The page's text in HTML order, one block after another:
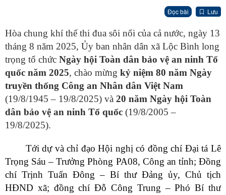
Đọc bài Lưu
Hòa chung khí thế thi đua sôi nổi của cả nước, ngày 13
tháng 8 năm 2025, Ủy ban nhân dân xã Lộc Bình long
trọng tổ chức Ngày hội Toàn dân bảo vệ an ninh Tổ
quốc năm 2025, chào mừng kỷ niệm 80 năm Ngày
truyền thống Công an Nhân dân Việt Nam
(19/8/1945 – 19/8/2025) và 20 năm Ngày hội Toàn
dân bảo vệ an ninh Tổ quốc (19/8/2005 –
19/8/2025).
Tới dự và chỉ đạo Hội nghị có đồng chí Đại tá Lê
Trọng Sáu – Trưởng Phòng PA08, Công an tỉnh; Đồng
chí Trịnh Tuấn Đông – Bí thư Đảng ủy, Chủ tịch
HĐND xã; đồng chí Đỗ Công Trung – Phó Bí thư